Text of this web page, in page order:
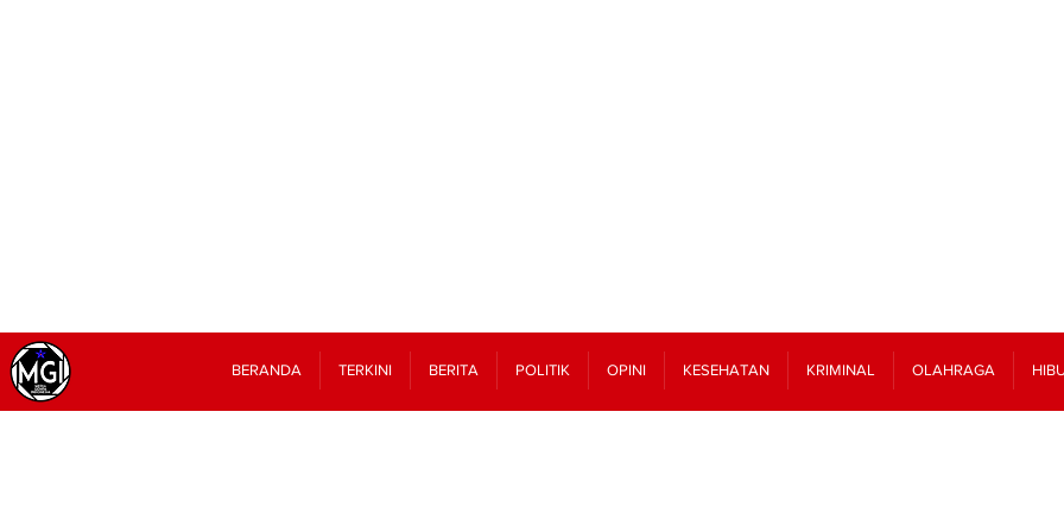
BERANDA TERKINI BERITA POLITIK OPINI KESEHATAN KRIMINAL OLAHRAGA